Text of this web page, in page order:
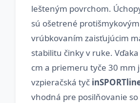
lešteným povrchom.
sú ošetrené protišmykovým
vrúbkovaním zaisťujúcim
stabilitu činky v ruke.
cm a priemeru tyče 30 mm
vzpieračská tyč
vhodná pre posilňovanie